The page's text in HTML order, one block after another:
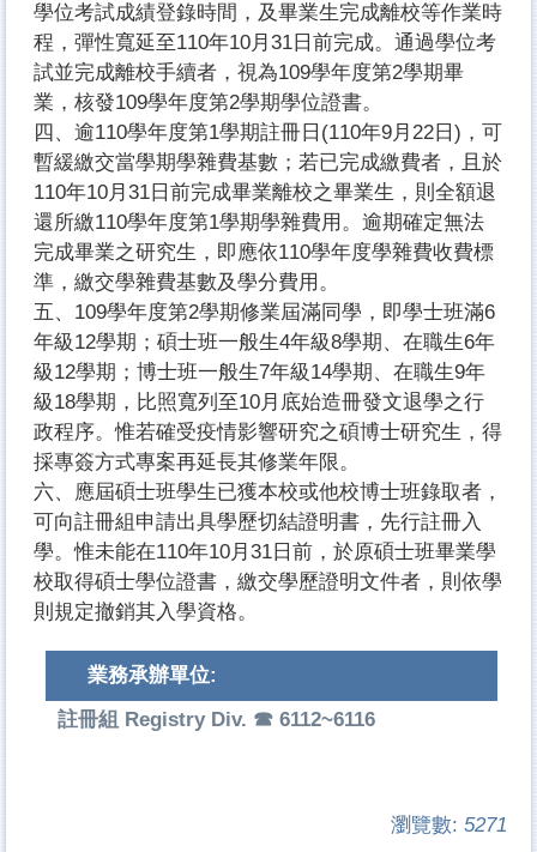
學位考試成績登錄時間，及畢業生完成離校等作業時
程，彈性寬延至110年10月31日前完成。通過學位考
試並完成離校手續者，視為109學年度第2學期畢
業，核發109學年度第2學期學位證書。
四、逾110學年度第1學期註冊日(110年9月22日)，可
暫緩繳交當學期學雜費基數；若已完成繳費者，且於
110年10月31日前完成畢業離校之畢業生，則全額退
還所繳110學年度第1學期學雜費用。逾期確定無法
完成畢業之研究生，即應依110學年度學雜費收費標
準，繳交學雜費基數及學分費用。
五、109學年度第2學期修業屆滿同學，即學士班滿6
年級12學期；碩士班一般生4年級8學期、在職生6年
級12學期；博士班一般生7年級14學期、在職生9年
級18學期，比照寬列至10月底始造冊發文退學之行
政程序。惟若確受疫情影響研究之碩博士研究生，得
採專簽方式專案再延長其修業年限。
六、應屆碩士班學生已獲本校或他校博士班錄取者，
可向註冊組申請出具學歷切結證明書，先行註冊入
學。惟未能在110年10月31日前，於原碩士班畢業學
校取得碩士學位證書，繳交學歷證明文件者，則依學
則規定撤銷其入學資格。
業務承辦單位:
註冊組 Registry Div. ☎ 6112~6116
瀏覽數: 5271